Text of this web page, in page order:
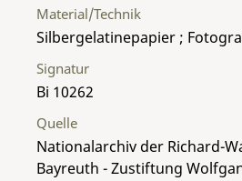
Material/Technik
Silbergelatinepapier ;
Signatur
Bi 10262
Quelle
Nationalarchiv der Richard-
Bayreuth - Zustiftung